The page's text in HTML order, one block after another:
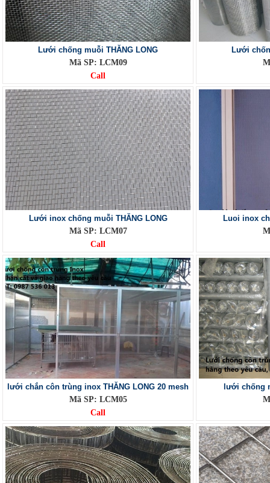
Lưới chống muỗi THĂNG LONG
Mã SP: LCM09
Call
Lưới
Lưới inox chống muỗi THĂNG LONG
Mã SP: LCM07
Call
Luoi inox
lưới chắn côn trùng inox THĂNG LONG 20 mesh
Mã SP: LCM05
Call
lưới chống